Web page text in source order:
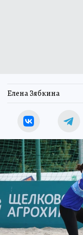
Елена Зябкина